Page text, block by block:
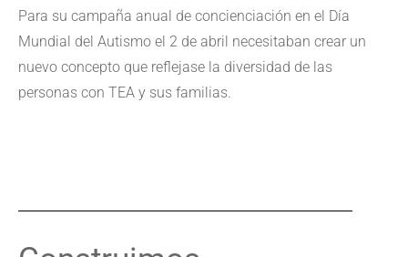
Para su campaña anual de concienciación en el Día
Mundial del Autismo el 2 de abril necesitaban crear un
nuevo concepto que reflejase la diversidad de las
personas con TEA y sus familias.